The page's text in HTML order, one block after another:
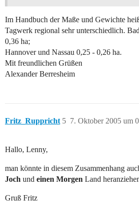
Im Handbuch der Maße und Gewichte
Tagwerk regional sehr unterschiedlich.
0,36 ha;
Hannover und Nassau 0,25 - 0,26 ha.
Mit freundlichen Grüßen
Alexander Berresheim
Fritz_Ruppricht 7. Oktober 2005 um
5
Hallo, Lenny,
man könnte in diesem Zusammenhang
Joch und einen Morgen Land
Gruß Fritz